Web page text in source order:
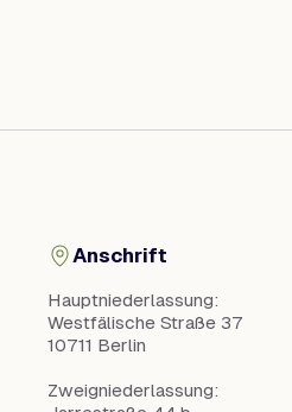
Anschrift
Hauptniederlassung:
Westfälische Straße 37
10711 Berlin
Zweigniederlassung: